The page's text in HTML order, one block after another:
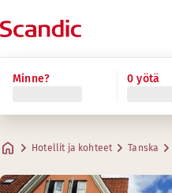
Minne? 0 yötä
Hotellit ja kohteet Tanska